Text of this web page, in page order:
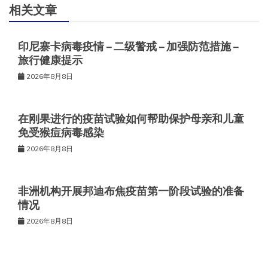
航
相关文章
印尼寨卡病毒疫情 – 二级警戒 – 加强防范措施 –
旅行健康提示
2026年8月8日
在刚果进行的疫苗试验如何帮助保护母亲和儿童
免受猴痘病毒感染
2026年8月8日
非洲机构开展邦迪布焦疫苗第一阶段试验的准备
情况
2026年8月8日